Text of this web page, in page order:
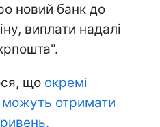
новий банк до
виплати надалі
що окремі
можуть отримати